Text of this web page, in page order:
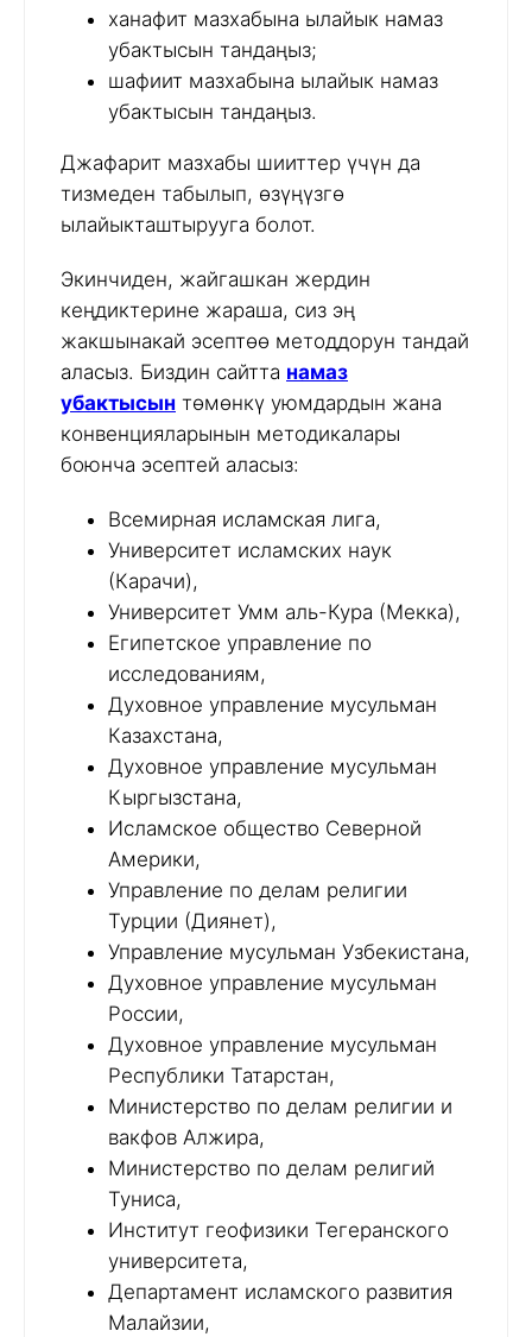
ханафит мазхабына ылайык намаз
убактысын тандаңыз;
шафиит мазхабына ылайык намаз
убактысын тандаңыз.
Джафарит мазхабы шииттер үчүн да
тизмеден табылып, өзүңүзгө
ылайыкташтырууга болот.
Экинчиден, жайгашкан жердин
кеңдиктерине жараша, сиз эң
жакшынакай эсептөө методдорун тандай
аласыз. Биздин сайтта намаз
убактысын төмөнкү уюмдардын жана
конвенцияларынын методикалары
боюнча эсептей аласыз:
Всемирная исламская лига,
Университет исламских наук
(Карачи),
Университет Умм аль-Кура (Мекка),
Египетское управление по
исследованиям,
Духовное управление мусульман
Казахстана,
Духовное управление мусульман
Кыргызстана,
Исламское общество Северной
Америки,
Управление по делам религии
Турции (Диянет),
Управление мусульман Узбекистана,
Духовное управление мусульман
России,
Духовное управление мусульман
Республики Татарстан,
Министерство по делам религии и
вакфов Алжира,
Министерство по делам религий
Туниса,
Институт геофизики Тегеранского
университета,
Департамент исламского развития
Малайзии,